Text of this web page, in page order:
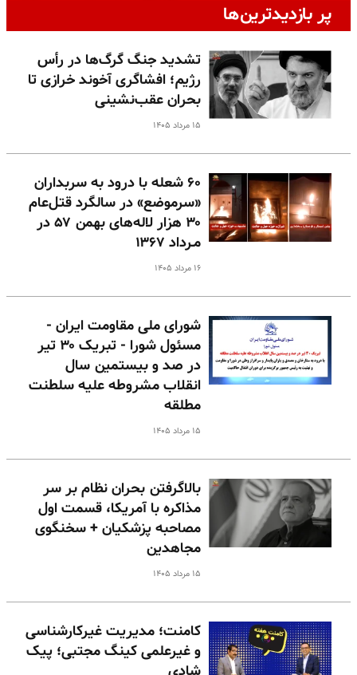
پر بازدیدترین‌ها
تشدید جنگ گرگ‌ها در رأس
رژیم؛ افشاگری آخوند خرازی تا
بحران عقب‌نشینی
۱۵ مرداد ۱۴۰۵
۶۰ شعله با درود به سربداران
«سرموضع» در سالگرد قتل‌عام
۳۰ هزار لاله‌های بهمن ۵۷ در
مـرداد ۱۳۶۷
۱۶ مرداد ۱۴۰۵
شورای ملی مقاومت ایران -
مسئول شورا - تبریک ۳۰ تیر
در صد و بیستمین سال
انقلاب مشروطه علیه سلطنت
مطلقه
۱۵ مرداد ۱۴۰۵
بالا‌گرفتن بحران نظام بر سر
مذاکره با آمریکا، قسمت اول
مصاحبه پزشکیان + سخنگوی
مجاهدین
۱۵ مرداد ۱۴۰۵
کامنت؛ مدیریت غیرکارشناسی
و غیرعلمی کینگ مجتبی؛ پیک